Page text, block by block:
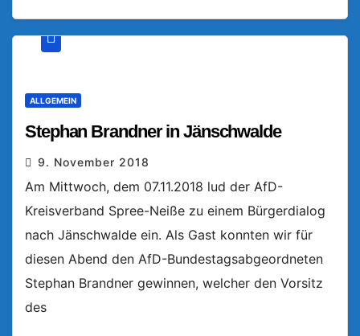
ALLGEMEIN
Stephan Brandner in Jänschwalde
9. November 2018
Am Mittwoch, dem 07.11.2018 lud der AfD-
Kreisverband Spree-Neiße zu einem Bürgerdialog
nach Jänschwalde ein. Als Gast konnten wir für
diesen Abend den AfD-Bundestagsabgeordneten
Stephan Brandner gewinnen, welcher den Vorsitz
des